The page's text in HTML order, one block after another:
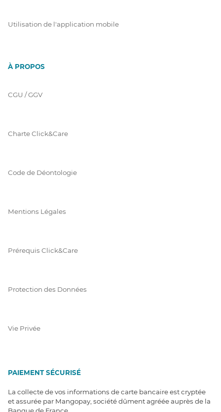
Utilisation de l'application mobile
À PROPOS
CGU / GGV
Charte Click&Care
Code de Déontologie
Mentions Légales
Prérequis Click&Care
Protection des Données
Vie Privée
PAIEMENT SÉCURISÉ
La collecte de vos informations de carte bancaire est cryptée
et assurée par Mangopay, société dûment agréée auprès de la